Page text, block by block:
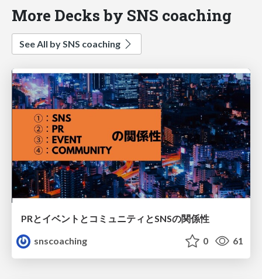
More Decks by SNS coaching
See All by SNS coaching
PRとイベントとコミュニティとSNSの関係性
snscoaching
0 61